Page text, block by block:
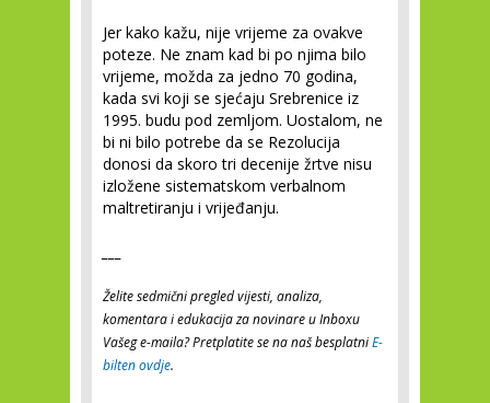
Jer kako kažu, nije vrijeme za ovakve
poteze. Ne znam kad bi po njima bilo
vrijeme, možda za jedno 70 godina,
kada svi koji se sjećaju Srebrenice iz
1995. budu pod zemljom. Uostalom, ne
bi ni bilo potrebe da se Rezolucija
donosi da skoro tri decenije žrtve nisu
izložene sistematskom verbalnom
maltretiranju i vrijeđanju.
Želite sedmični pregled vijesti, analiza,
komentara i edukacija za novinare u Inboxu
Vašeg e-maila? Pretplatite se na naš besplatniE-
bilten ovdje.